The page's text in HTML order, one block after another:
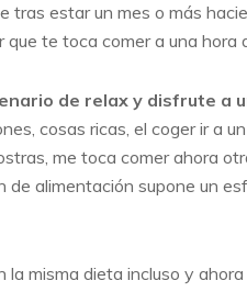
tras estar un mes o más
te toca comer a una hora
de relax y disfrute a
cosas ricas, el coger ir a
me toca comer ahora
de alimentación supone un
misma dieta incluso y